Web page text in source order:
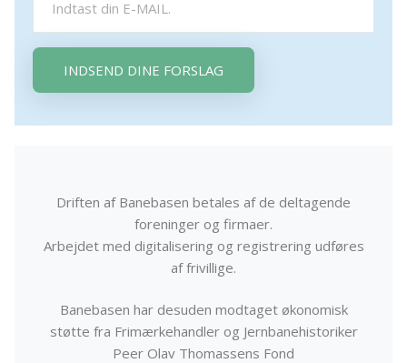
INDSEND DINE FORSLAG
Driften af Banebasen betales af de deltagende
foreninger og firmaer.
Arbejdet med digitalisering og registrering udføres
af frivillige.
Banebasen har desuden modtaget økonomisk
støtte fra Frimærkehandler og Jernbanehistoriker
Peer Olav Thomassens Fond